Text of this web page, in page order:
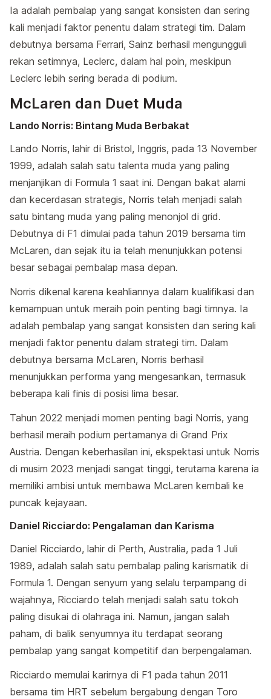
Ia adalah pembalap yang sangat konsisten dan sering
kali menjadi faktor penentu dalam strategi tim. Dalam
debutnya bersama Ferrari, Sainz berhasil mengungguli
rekan setimnya, Leclerc, dalam hal poin, meskipun
Leclerc lebih sering berada di podium.
McLaren dan Duet Muda
Lando Norris: Bintang Muda Berbakat
Lando Norris, lahir di Bristol, Inggris, pada 13 November
1999, adalah salah satu talenta muda yang paling
menjanjikan di Formula 1 saat ini. Dengan bakat alami
dan kecerdasan strategis, Norris telah menjadi salah
satu bintang muda yang paling menonjol di grid.
Debutnya di F1 dimulai pada tahun 2019 bersama tim
McLaren, dan sejak itu ia telah menunjukkan potensi
besar sebagai pembalap masa depan.
Norris dikenal karena keahliannya dalam kualifikasi dan
kemampuan untuk meraih poin penting bagi timnya. Ia
adalah pembalap yang sangat konsisten dan sering kali
menjadi faktor penentu dalam strategi tim. Dalam
debutnya bersama McLaren, Norris berhasil
menunjukkan performa yang mengesankan, termasuk
beberapa kali finis di posisi lima besar.
Tahun 2022 menjadi momen penting bagi Norris, yang
berhasil meraih podium pertamanya di Grand Prix
Austria. Dengan keberhasilan ini, ekspektasi untuk Norris
di musim 2023 menjadi sangat tinggi, terutama karena ia
memiliki ambisi untuk membawa McLaren kembali ke
puncak kejayaan.
Daniel Ricciardo: Pengalaman dan Karisma
Daniel Ricciardo, lahir di Perth, Australia, pada 1 Juli
1989, adalah salah satu pembalap paling karismatik di
Formula 1. Dengan senyum yang selalu terpampang di
wajahnya, Ricciardo telah menjadi salah satu tokoh
paling disukai di olahraga ini. Namun, jangan salah
paham, di balik senyumnya itu terdapat seorang
pembalap yang sangat kompetitif dan berpengalaman.
Ricciardo memulai karirnya di F1 pada tahun 2011
bersama tim HRT sebelum bergabung dengan Toro